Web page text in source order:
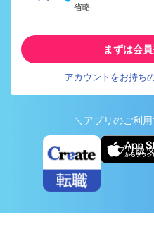
省略
まずは会員
アカウントをお持ち
＼アプリのご利
アプリ版